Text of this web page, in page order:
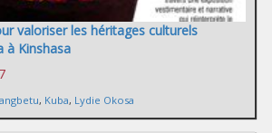
valoriser les héritages culturels
à Kinshasa
, Kuba, Lydie Okosa